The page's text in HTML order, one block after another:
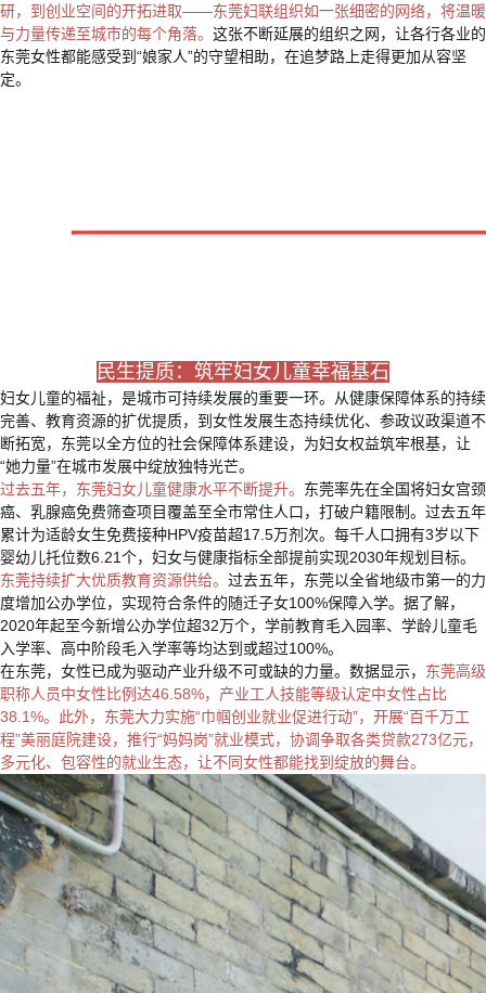
研，到创业空间的开拓进取——东莞妇联组织如一张细密的网络，将温暖
与力量传递至城市的每个角落。 这张不断延展的组织之网，让各行各业的
东莞女性都能感受到“娘家人”的守望相助，在追梦路上走得更加从容坚
定。
民生提质：筑牢妇女儿童幸福基石
妇女儿童的福祉，是城市可持续发展的重要一环。从健康保障体系的持续
完善、教育资源的扩优提质，到女性发展生态持续优化、参政议政渠道不
断拓宽，东莞以全方位的社会保障体系建设，为妇女权益筑牢根基，让
“她力量”在城市发展中绽放独特光芒。
过去五年，东莞妇女儿童健康水平不断提升。 东莞率先在全国将妇女宫颈
癌、乳腺癌免费筛查项目覆盖至全市常住人口，打破户籍限制。过去五年
累计为适龄女生免费接种HPV疫苗超17.5万剂次。每千人口拥有3岁以下
婴幼儿托位数6.21个，妇女与健康指标全部提前实现2030年规划目标。
东莞持续扩大优质教育资源供给。 过去五年，东莞以全省地级市第一的力
度增加公办学位，实现符合条件的随迁子女100%保障入学。据了解，
2020年起至今新增公办学位超32万个，学前教育毛入园率、学龄儿童毛
入学率、高中阶段毛入学率等均达到或超过100%。
在东莞，女性已成为驱动产业升级不可或缺的力量。数据显示， 东莞高级
职称人员中女性比例达46.58%，产业工人技能等级认定中女性占比
38.1%。此外，东莞大力实施“巾帼创业就业促进行动”，开展“百千万工
程”美丽庭院建设，推行“妈妈岗”就业模式，协调争取各类贷款273亿元，
多元化、包容性的就业生态，让不同女性都能找到绽放的舞台。